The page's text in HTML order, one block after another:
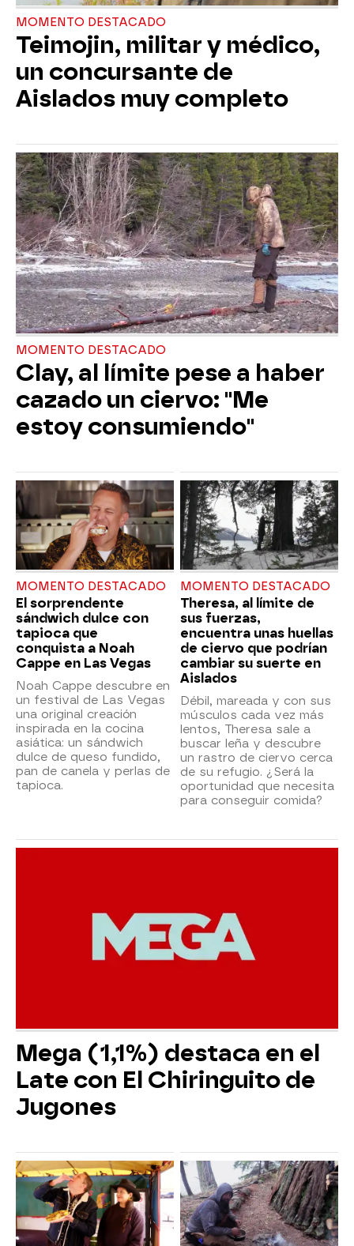
MOMENTO DESTACADO
Teimojin, militar y médico,
un concursante de
Aislados muy completo
MOMENTO DESTACADO
Clay, al límite pese a haber
cazado un ciervo: "Me
estoy consumiendo"
MOMENTO DESTACADO
El sorprendente
sándwich dulce con
tapioca que
conquista a Noah
Cappe en Las Vegas
Noah Cappe descubre en
un festival de Las Vegas
una original creación
inspirada en la cocina
asiática: un sándwich
dulce de queso fundido,
pan de canela y perlas de
tapioca.
MOMENTO DESTACADO
Theresa, al límite de
sus fuerzas,
encuentra unas huellas
de ciervo que podrían
cambiar su suerte en
Aislados
Débil, mareada y con sus
músculos cada vez más
lentos, Theresa sale a
buscar leña y descubre
un rastro de ciervo cerca
de su refugio. ¿Será la
oportunidad que necesita
para conseguir comida?
Mega (1,1%) destaca en el
Late con El Chiringuito de
Jugones